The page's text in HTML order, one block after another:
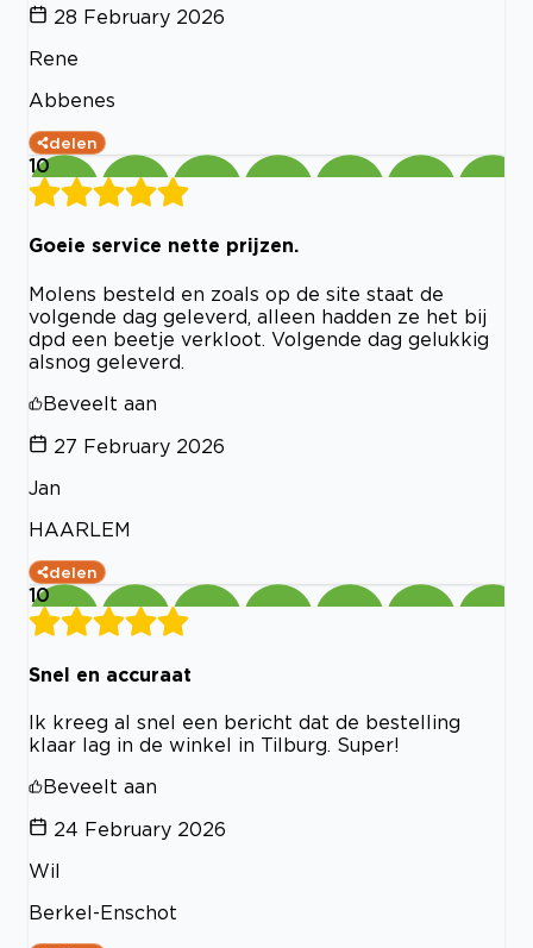
28 February 2026
Rene
Abbenes
delen
10
Goeie service nette prijzen.
Molens besteld en zoals op de site staat de
volgende dag geleverd, alleen hadden ze het bij
dpd een beetje verkloot. Volgende dag gelukkig
alsnog geleverd.
Beveelt aan
27 February 2026
Jan
HAARLEM
delen
10
Snel en accuraat
Ik kreeg al snel een bericht dat de bestelling
klaar lag in de winkel in Tilburg. Super!
Beveelt aan
24 February 2026
Wil
Berkel-Enschot